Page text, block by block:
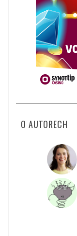
O AUTORECH